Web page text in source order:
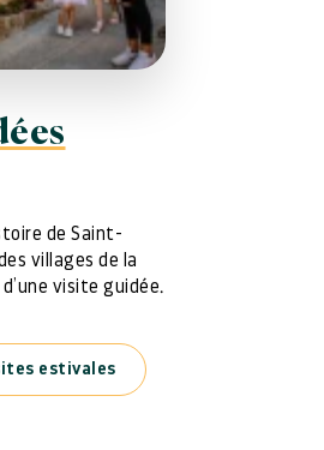
de Saint-
villages de la
visite guidée.
estivales